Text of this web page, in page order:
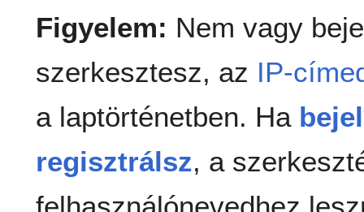
Figyelem: Nem vagy
szerkesztesz, az IP-
a laptörténetben. Ha
regisztrálsz, a